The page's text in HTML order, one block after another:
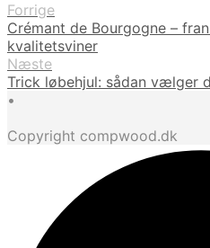
Forrige
Crémant de Bourgogne –
kvalitetsviner
Næste
Trick løbehjul: sådan vælger
•
Copyright compwood.dk